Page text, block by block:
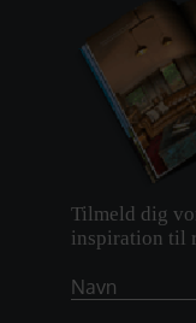
Tilmeld dig
inspiration til